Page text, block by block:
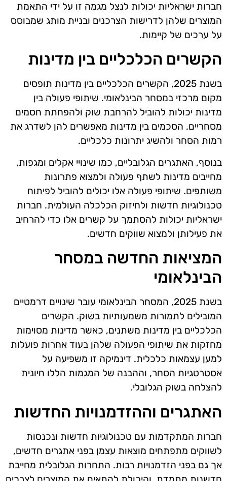
חברות ישראליות יכולות לנצל מגמה זו על ידי התאמת
המוצרים שלהן לדרישות הצרכנים ובניית מותג שמבוסס
על ערכים של קיימות.
הקשרים הכלכליים בין מדינות
בשנת 2025, הקשרים הכלכליים בין מדינות תופסים
מקום מרכזי במסחר הבינלאומי. שיתופי פעולה בין
מדינות יכולות להוביל להרחבת שוק ולהפחתת חסמים
מסחריים. הסכמים בין מדינות מאפשרים להן לשדרג את
רמות הסחר ולהשיג יתרונות כלכליים.
בנוסף, האתגרים הגלובליים, כמו שינויי אקלים ומגפות,
מחייבים מדינות לשתף פעולה ולמצוא פתרונות
משותפים. שיתופי פעולה אלו יכולים להוביל לפיתוח
טכנולוגיות חדשות ולחיזוק הכלכלה העולמית. חברות
ישראליות יכולות להסתמך על קשרים אלו כדי להרחיב
את פעילותן ולמצוא שווקים חדשים.
המציאות החדשה במסחר
הבינלאומי
בשנת 2025, המסחר הבינלאומי עובר שינויים דרמטיים
המובילים לתמורות משמעותיות בשוק. הקשרים
הכלכליים בין מדינות משתנים, כאשר מדינות מסוימות
מחזקות את שיתופי הפעולה שלהן בעוד אחרות פועלות
למען עצמאות כלכלית. דינמיקה זו משפיעה על
אסטרטגיות הסחר, וההבנה של המגמות הללו חיונית
להצלחה בשוק הגלובלי.
האתגרים וההזדמנויות החדשות
חברות המתקדמות עם טכנולוגיות חדשות ונכנסות
לשווקים מתפתחים מוצאות עצמן בפני אתגרים חדשים,
אך גם בפני הזדמנויות רבות. התחרות הגלובלית מחייבת